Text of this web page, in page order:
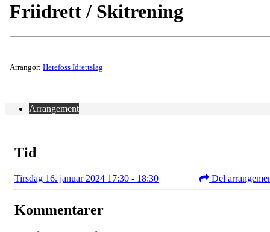
Friidrett / Skitrening
Arrangør: Herefoss Idrettslag
Arrangement
Tid
Tirsdag 16. januar 2024 17:30 - 18:30 Del
Kommentarer